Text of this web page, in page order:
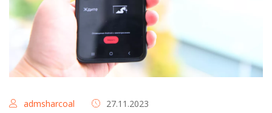
admsharcoal
27.11.2023